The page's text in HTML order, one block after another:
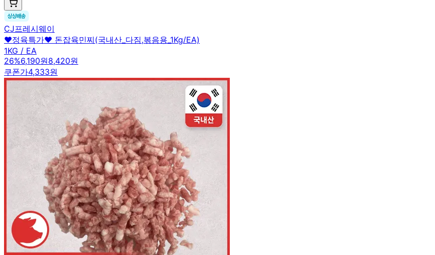
CJ프레시웨이
♥정육특가♥ 돈잡육민찌(국내산_다짐,볶음용_1Kg/EA)
1KG / EA
26%6,190원8,420원
쿠폰가4,333원